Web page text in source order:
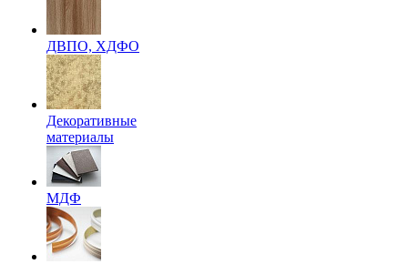
ДВПО, ХДФО
Декоративные
материалы
МДФ